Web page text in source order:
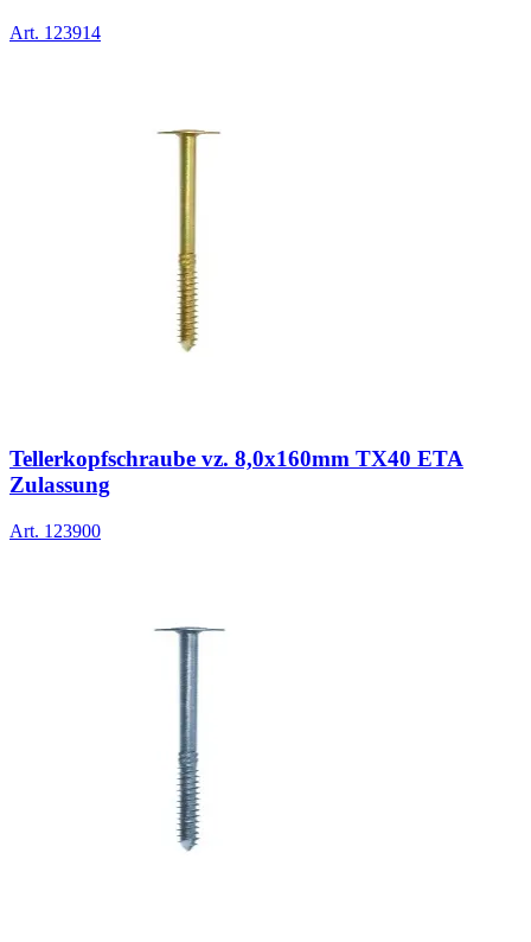
Art. 123914
Tellerkopfschraube vz. 8,0x160mm TX40 ETA
Zulassung
Art. 123900